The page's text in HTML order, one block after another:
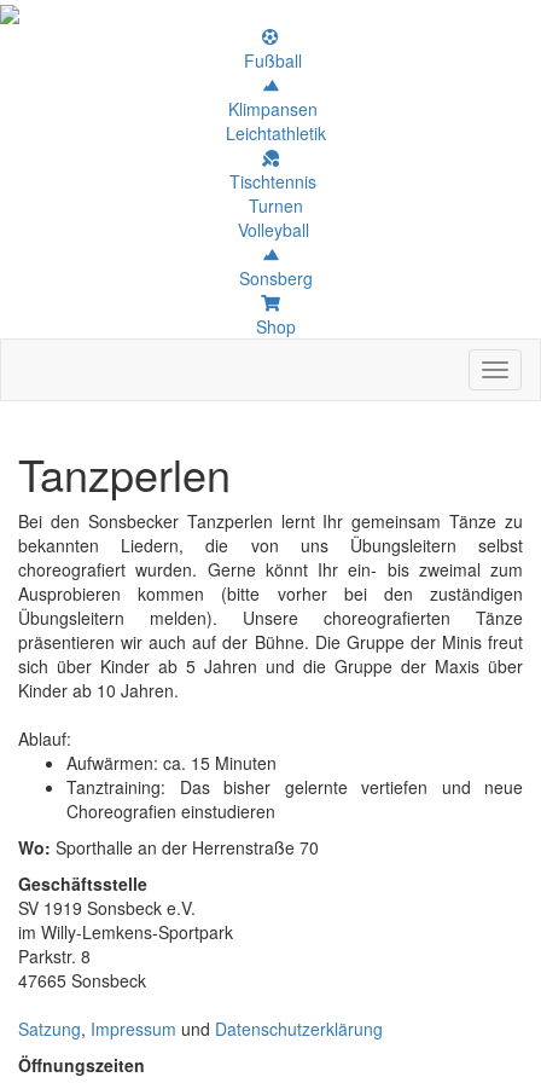
Fußball
Klimpansen
Leichtathletik
Tischtennis
Turnen
Volleyball
Sonsberg
Shop
Tanzperlen
Bei den Sonsbecker Tanzperlen lernt Ihr gemeinsam Tänze zu
bekannten Liedern, die von uns Übungsleitern selbst
choreografiert wurden. Gerne könnt Ihr ein- bis zweimal zum
Ausprobieren kommen (bitte vorher bei den zuständigen
Übungsleitern melden). Unsere choreografierten Tänze
präsentieren wir auch auf der Bühne. Die Gruppe der Minis freut
sich über Kinder ab 5 Jahren und die Gruppe der Maxis über
Kinder ab 10 Jahren.
Ablauf:
Aufwärmen: ca. 15 Minuten
Tanztraining: Das bisher gelernte vertiefen und neue
Choreografien einstudieren
Wo: Sporthalle an der Herrenstraße 70
Geschäftsstelle
SV 1919 Sonsbeck e.V.
im Willy-Lemkens-Sportpark
Parkstr. 8
47665 Sonsbeck
Satzung, Impressum und Datenschutzerklärung
Öffnungszeiten